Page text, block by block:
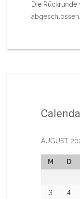
Die Rückrunde
abgeschlossen.
AUGUST
M D
3
4